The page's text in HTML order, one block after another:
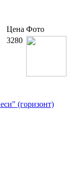
Цена Фото
3280